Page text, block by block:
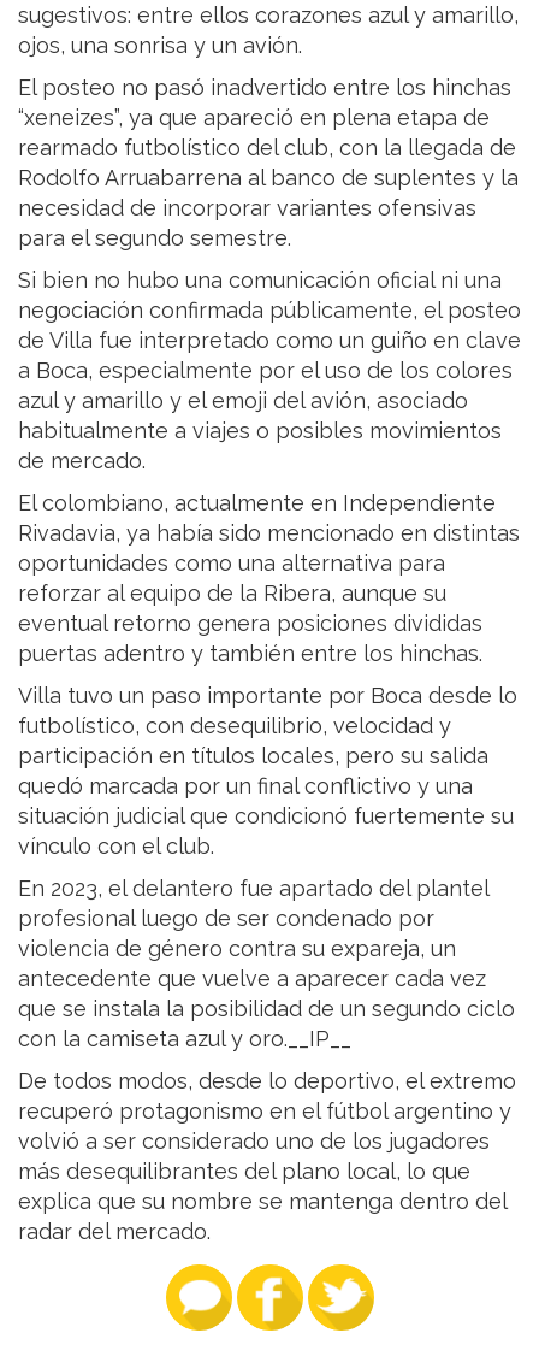
sugestivos: entre ellos corazones azul y amarillo,
ojos, una sonrisa y un avión.
El posteo no pasó inadvertido entre los hinchas
“xeneizes”, ya que apareció en plena etapa de
rearmado futbolístico del club, con la llegada de
Rodolfo Arruabarrena al banco de suplentes y la
necesidad de incorporar variantes ofensivas
para el segundo semestre.
Si bien no hubo una comunicación oficial ni una
negociación confirmada públicamente, el posteo
de Villa fue interpretado como un guiño en clave
a Boca, especialmente por el uso de los colores
azul y amarillo y el emoji del avión, asociado
habitualmente a viajes o posibles movimientos
de mercado.
El colombiano, actualmente en Independiente
Rivadavia, ya había sido mencionado en distintas
oportunidades como una alternativa para
reforzar al equipo de la Ribera, aunque su
eventual retorno genera posiciones divididas
puertas adentro y también entre los hinchas.
Villa tuvo un paso importante por Boca desde lo
futbolístico, con desequilibrio, velocidad y
participación en títulos locales, pero su salida
quedó marcada por un final conflictivo y una
situación judicial que condicionó fuertemente su
vínculo con el club.
En 2023, el delantero fue apartado del plantel
profesional luego de ser condenado por
violencia de género contra su expareja, un
antecedente que vuelve a aparecer cada vez
que se instala la posibilidad de un segundo ciclo
con la camiseta azul y oro.__IP__
De todos modos, desde lo deportivo, el extremo
recuperó protagonismo en el fútbol argentino y
volvió a ser considerado uno de los jugadores
más desequilibrantes del plano local, lo que
explica que su nombre se mantenga dentro del
radar del mercado.